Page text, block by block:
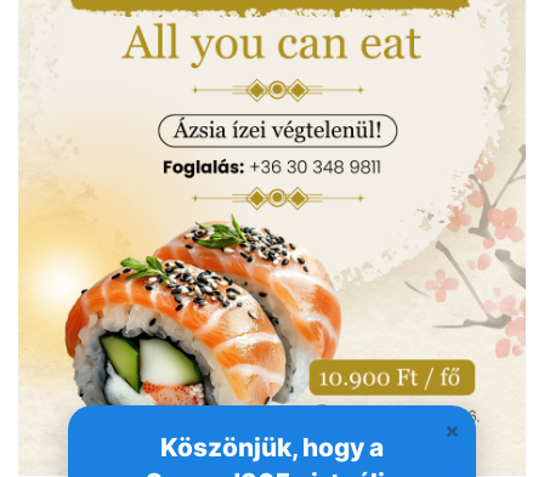
Köszönjük, hogy a